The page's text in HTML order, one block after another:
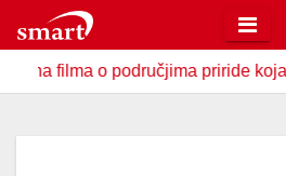
to
contento područjima priride koja